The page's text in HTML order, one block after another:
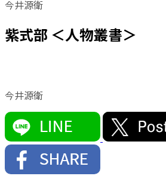
今井源衛
紫式部 ＜人物叢書＞
今井源衛